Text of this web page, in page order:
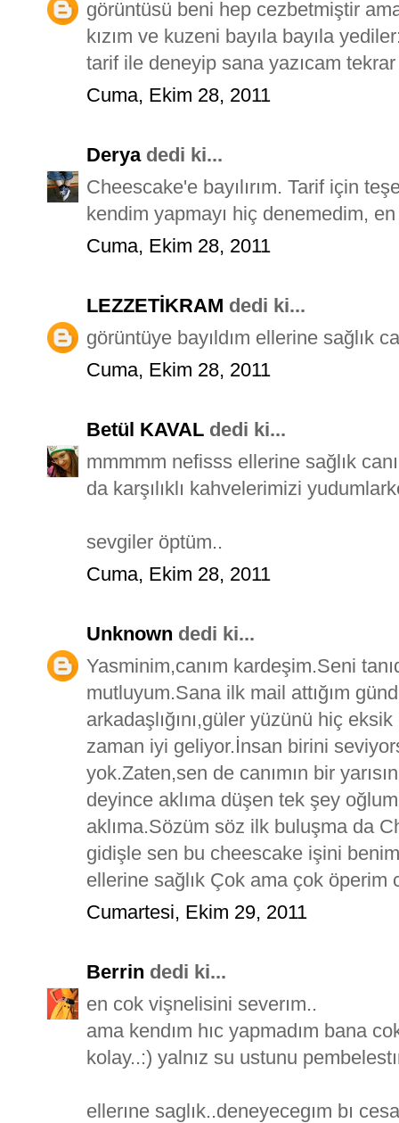
görüntüsü beni hep cezbetmiştir
kızım ve kuzeni bayıla bayıla
tarif ile deneyip sana yazıcam
Cuma, Ekim 28, 2011
Derya dedi ki...
Cheescake'e bayılırım. Tarif için
kendim yapmayı hiç denemedim,
Cuma, Ekim 28, 2011
LEZZETİKRAM dedi ki...
görüntüye bayıldım ellerine sağlık
Cuma, Ekim 28, 2011
Betül KAVAL dedi ki...
mmmmm nefisss ellerine sağlık
da karşılıklı kahvelerimizi
sevgiler öptüm..
Cuma, Ekim 28, 2011
Unknown dedi ki...
Yasminim,canım kardeşim.Seni
mutluyum.Sana ilk mail attığım
arkadaşlığını,güler yüzünü hiç
zaman iyi geliyor.İnsan birini
yok.Zaten,sen de canımın bir
deyince aklıma düşen tek şey
aklıma.Sözüm söz ilk buluşma da
gidişle sen bu cheescake işini
ellerine sağlık Çok ama çok öperim
Cumartesi, Ekim 29, 2011
Berrin dedi ki...
en cok vişnelisini severım..
ama kendım hıc yapmadım bana
kolay..:) yalnız su ustunu
ellerıne saglık..deneyecegım bı